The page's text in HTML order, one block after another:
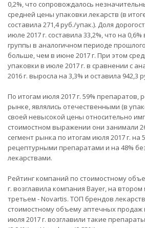
0,2%, что сопровождалось
средней цены упаковки лекарств (в
составила 271,4 руб./упак.). Доля
июле 2017 г. составила 33,2%, что на
группы в аналогичном периоде
больше, чем в июне 2017 г. При этом
упаковки в июле 2017 г. в сравнении с
2016 г. выросла на 3,3% и оставила 942,3
По итогам июля 2017 г. 59% препаратов,
рынке, являлись отечественными (в
своей невысокой цены относительно
стоимостном выражении они занимали
сегмент рынка по итогам июля 2017 г. на
рецептурными препаратами и на 48%
лекарствами.
Рейтинг компаний по стоимостному
г. возглавила компания Bayer, на втором
третьем - Novartis. ТОП брендов
стоимостному объему аптечных продаж
июля 2017 г. возглавили такие